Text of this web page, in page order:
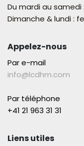
Du mardi au samedi
Dimanche & lundi :
Appelez-nous
Par e-mail
info@lcdhm.com
Par téléphone
+41 21 963 31 31​
Liens utiles